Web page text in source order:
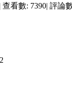
查看數: 7390| 評論